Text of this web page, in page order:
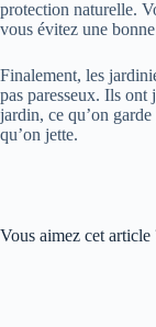
protection naturelle.
vous évitez une
Finalement, les
pas paresseux. Ils ont
jardin, ce qu’on
qu’on jette.
Vous aimez cet article